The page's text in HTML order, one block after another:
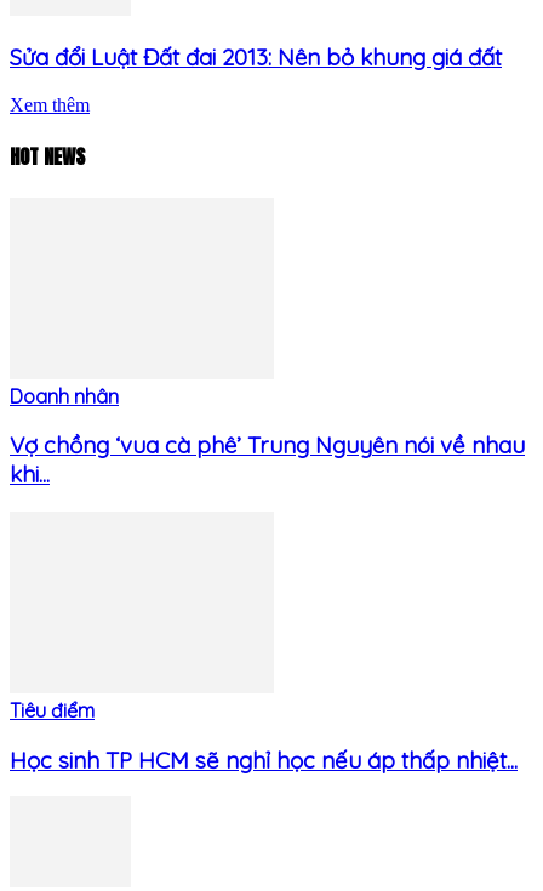
Sửa đổi Luật Đất đai 2013: Nên bỏ khung giá đất
Xem thêm
HOT NEWS
Doanh nhân
Vợ chồng ‘vua cà phê’ Trung Nguyên nói về nhau
khi...
Tiêu điểm
Học sinh TP HCM sẽ nghỉ học nếu áp thấp nhiệt...